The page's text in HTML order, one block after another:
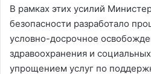
В рамках этих усилий
безопасности разработало
условно-досрочное
здравоохранения и
упрощением услуг по